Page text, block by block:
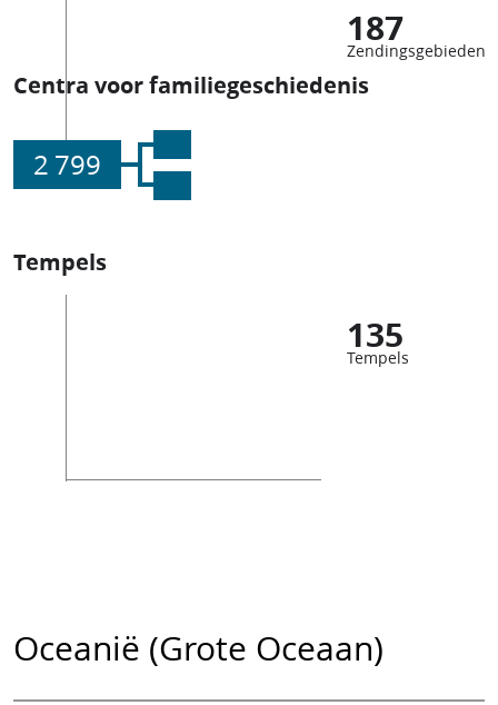
187
Zendingsgebieden
Centra voor familiegeschiedenis
2 799
Tempels
135
Tempels
Oceanië (Grote Oceaan)